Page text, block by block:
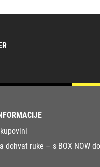
dohvat ruke – s BOX NOW